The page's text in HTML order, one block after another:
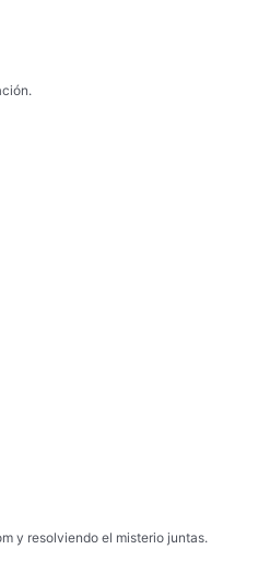
y resolviendo el misterio juntas.